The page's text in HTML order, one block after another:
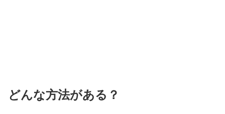
どんな方法がある？